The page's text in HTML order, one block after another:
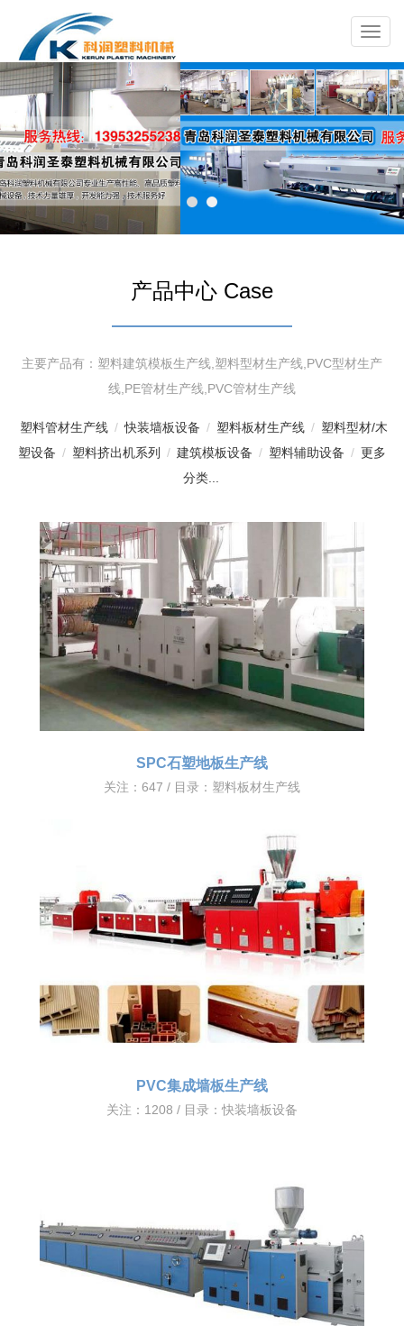
产品中心 Case
主要产品有：塑料建筑模板生产线,塑料型材生产线,PVC型材生产
线,PE管材生产线,PVC管材生产线
塑料管材生产线 / 快装墙板设备 / 塑料板材生产线 / 塑料型材/木
塑设备 / 塑料挤出机系列 / 建筑模板设备 / 塑料辅助设备 / 更多
分类...
SPC石塑地板生产线
关注：647 / 目录： 塑料板材生产线
PVC集成墙板生产线
关注：1208 / 目录：快装墙板设备